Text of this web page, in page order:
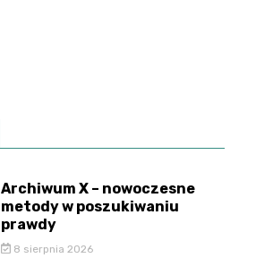
Archiwum X – nowoczesne
metody w poszukiwaniu
prawdy
8 sierpnia 2026